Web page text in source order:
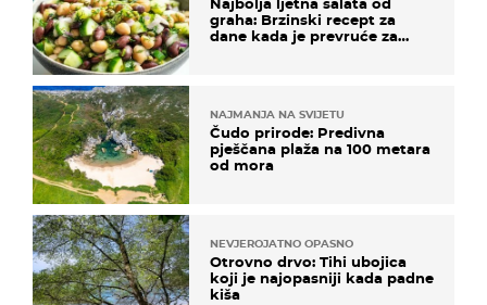
graha: Brzinski recept za
dane kada je prevruće za
NAJMANJA NA SVIJETU
Čudo prirode: Predivna
pješčana plaža na 100 metara
od mora
NEVJEROJATNO OPASNO
Otrovno drvo: Tihi ubojica
koji je najopasniji kada padne
kiša